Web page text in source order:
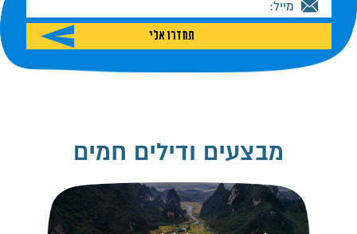
מבצעים ודילים חמים